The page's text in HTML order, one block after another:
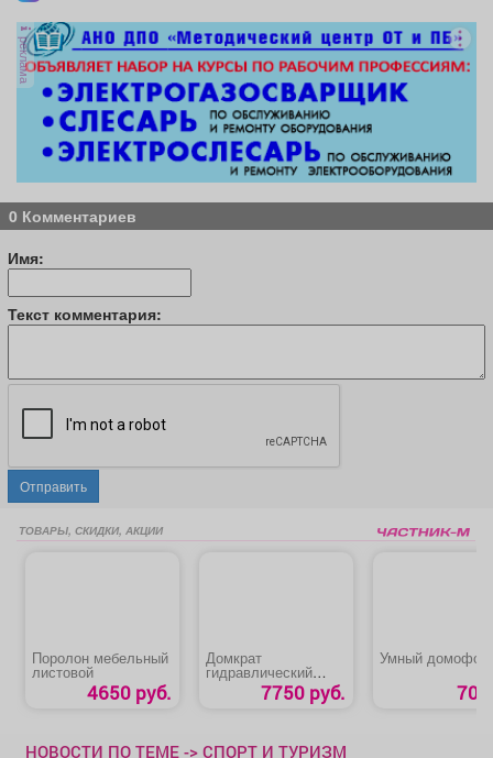
реклама
0 Комментариев
Имя:
Текст комментария:
Отправить
ТОВАРЫ, СКИДКИ, АКЦИИ
Поролон мебельный
листовой
4650 руб.
Домкрат
гидравлический
подкатной «Т50 Зубр
Профессионал»
7750 руб.
Умный домофон
70
НОВОСТИ ПО ТЕМЕ -> СПОРТ И ТУРИЗМ